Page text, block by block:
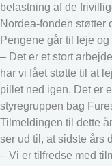
belastning af de
Nordea-fonden støtter
Pengene går til leje
– Det er et stort
har vi fået støtte til at
pillet ned igen. Det er
styregruppen bag
Tilmeldingen til dette
ser ud til, at sidste års
– Vi er tilfredse med